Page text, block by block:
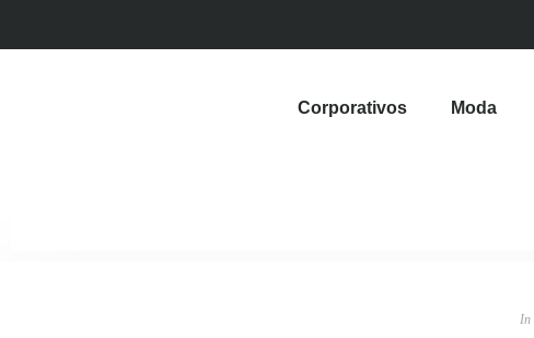
Corporativos Moda
In